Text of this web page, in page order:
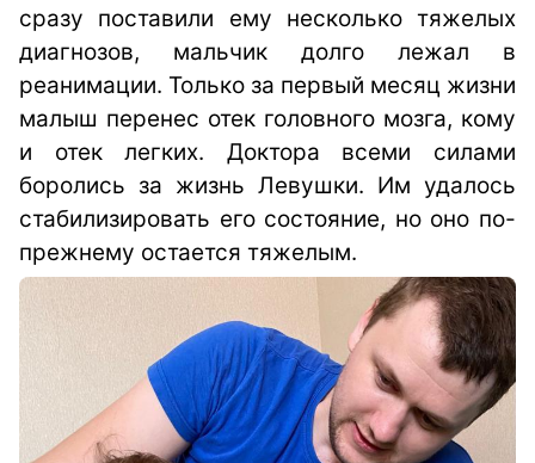
сразу поставили ему несколько тяжелых
диагнозов, мальчик долго лежал в
реанимации. Только за первый месяц жизни
малыш перенес отек головного мозга, кому
и отек легких. Доктора всеми силами
боролись за жизнь Левушки. Им удалось
стабилизировать его состояние, но оно по-
прежнему остается тяжелым.